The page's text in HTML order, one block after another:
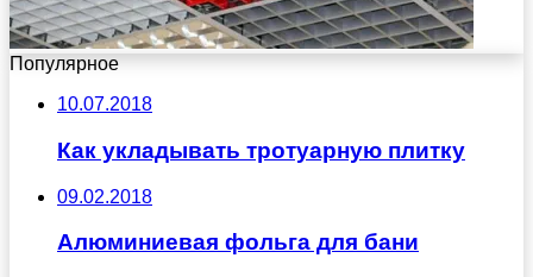
Популярное
10.07.2018
Как укладывать тротуарную плитку
09.02.2018
Алюминиевая фольга для бани